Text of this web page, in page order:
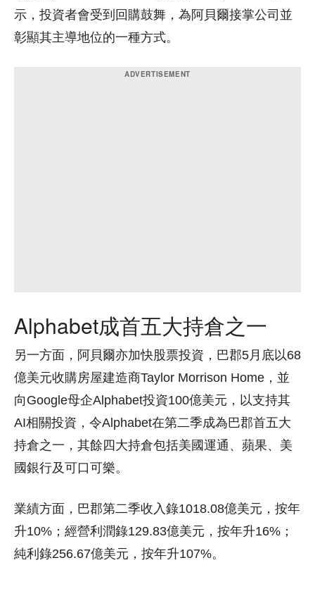
示，投資者會受到回購鼓舞，為阿貝爾接掌公司並
彰顯其主導地位的一種方式。
Alphabet成首五大持倉之一
另一方面，阿貝爾亦加快股票投資，巴郡5月底以68
億美元收購房屋建造商Taylor Morrison Home，並
向Google母企Alphabet投資100億美元，以支持其
AI相關投資，令Alphabet在第二季成為巴郡首五大
持倉之一，其餘四大持倉包括美國運通、蘋果、美
國銀行及可口可樂。
業績方面，巴郡第二季收入錄1018.08億美元，按年
升10%；經營利潤錄129.83億美元，按年升16%；
純利錄256.67億美元，按年升107%。